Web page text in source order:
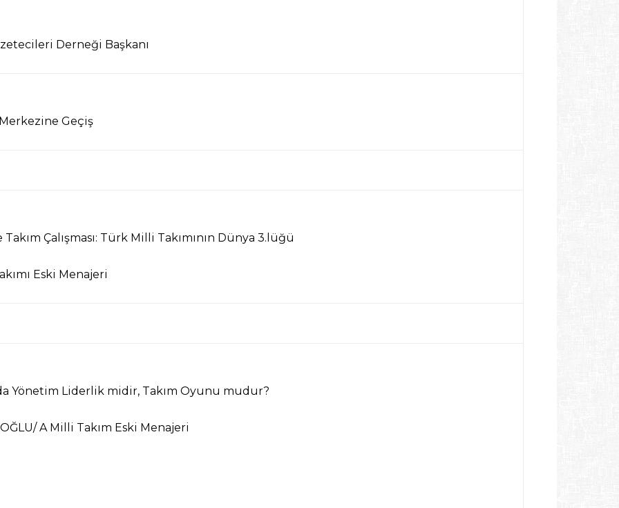
Derneği Başkanı
Geçiş
Çalışması: Türk Milli Takımının Dünya 3.lüğü
Eski Menajeri
Yönetim Liderlik midir, Takım Oyunu mudur?
A Milli Takım Eski Menajeri